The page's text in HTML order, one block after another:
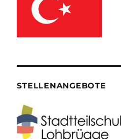
STELLENANGEBOTE